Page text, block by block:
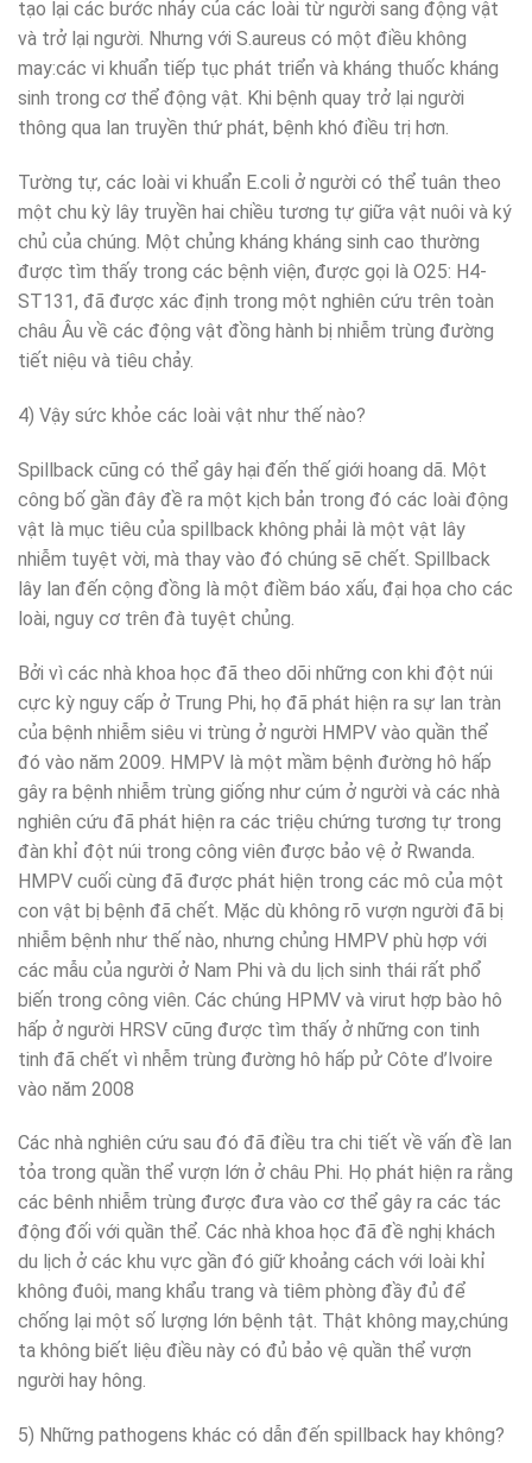
tạo lại các bước nhảy của các loài từ người sang động vật
và trở lại người. Nhưng với S.aureus có một điều không
may:các vi khuẩn tiếp tục phát triển và kháng thuốc kháng
sinh trong cơ thể động vật. Khi bệnh quay trở lại người
thông qua lan truyền thứ phát, bệnh khó điều trị hơn.
Tường tự, các loài vi khuẩn E.coli ở người có thể tuân theo
một chu kỳ lây truyền hai chiều tương tự giữa vật nuôi và ký
chủ của chúng. Một chủng kháng kháng sinh cao thường
được tìm thấy trong các bệnh viện, được gọi là O25: H4-
ST131, đã được xác định trong một nghiên cứu trên toàn
châu Âu về các động vật đồng hành bị nhiễm trùng đường
tiết niệu và tiêu chảy.
4) Vậy sức khỏe các loài vật như thế nào?
Spillback cũng có thể gây hại đến thế giới hoang dã. Một
công bố gần đây đề ra một kịch bản trong đó các loài động
vật là mục tiêu của spillback không phải là một vật lây
nhiễm tuyệt vời, mà thay vào đó chúng sẽ chết. Spillback
lây lan đến cộng đồng là một điềm báo xấu, đại họa cho các
loài, nguy cơ trên đà tuyệt chủng.
Bởi vì các nhà khoa học đã theo dõi những con khi đột núi
cực kỳ nguy cấp ở Trung Phi, họ đã phát hiện ra sự lan tràn
của bệnh nhiễm siêu vi trùng ở người HMPV vào quần thể
đó vào năm 2009. HMPV là một mầm bệnh đường hô hấp
gây ra bệnh nhiễm trùng giống như cúm ở người và các nhà
nghiên cứu đã phát hiện ra các triệu chứng tương tự trong
đàn khỉ đột núi trong công viên được bảo vệ ở Rwanda.
HMPV cuối cùng đã được phát hiện trong các mô của một
con vật bị bệnh đã chết. Mặc dù không rõ vượn người đã bị
nhiễm bệnh như thế nào, nhưng chủng HMPV phù hợp với
các mẫu của người ở Nam Phi và du lịch sinh thái rất phổ
biến trong công viên. Các chúng HPMV và virut hợp bào hô
hấp ở người HRSV cũng được tìm thấy ở những con tinh
tinh đã chết vì nhễm trùng đường hô hấp pử Côte d’lvoire
vào năm 2008
Các nhà nghiên cứu sau đó đã điều tra chi tiết về vấn đề lan
tỏa trong quần thể vượn lớn ở châu Phi. Họ phát hiện ra rằng
các bênh nhiễm trùng được đưa vào cơ thể gây ra các tác
động đối với quần thể. Các nhà khoa học đã đề nghị khách
du lịch ở các khu vực gần đó giữ khoảng cách với loài khỉ
không đuôi, mang khẩu trang và tiêm phòng đầy đủ để
chống lại một số lượng lớn bệnh tật. Thật không may,chúng
ta không biết liệu điều này có đủ bảo vệ quần thể vượn
người hay hông.
5) Những pathogens khác có dẫn đến spillback hay không?